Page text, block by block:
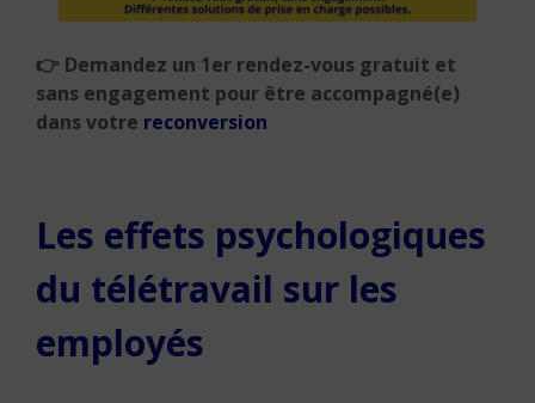
👉 Demandez un 1er rendez-vous gratuit et
sans engagement pour être accompagné(e)
dans votre reconversion
Les effets psychologiques
du télétravail sur les
employés